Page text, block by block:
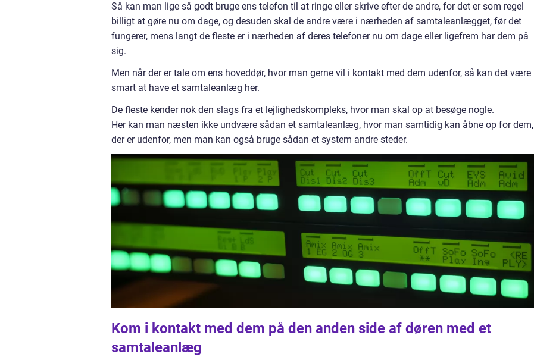
Så kan man lige så godt bruge ens telefon til at ringe eller skrive efter de andre, for det er som regel
billigt at gøre nu om dage, og desuden skal de andre være i nærheden af samtaleanlægget, før det
fungerer, mens langt de fleste er i nærheden af deres telefoner nu om dage eller ligefrem har dem på
sig.
Men når der er tale om ens hoveddør, hvor man gerne vil i kontakt med dem udenfor, så kan det være
smart at have et samtaleanlæg her.
De fleste kender nok den slags fra et lejlighedskompleks, hvor man skal op at besøge nogle.
Her kan man næsten ikke undvære sådan et samtaleanlæg, hvor man samtidig kan åbne op for dem,
der er udenfor, men man kan også bruge sådan et system andre steder.
Kom i kontakt med dem på den anden side af døren med et
samtaleanlæg